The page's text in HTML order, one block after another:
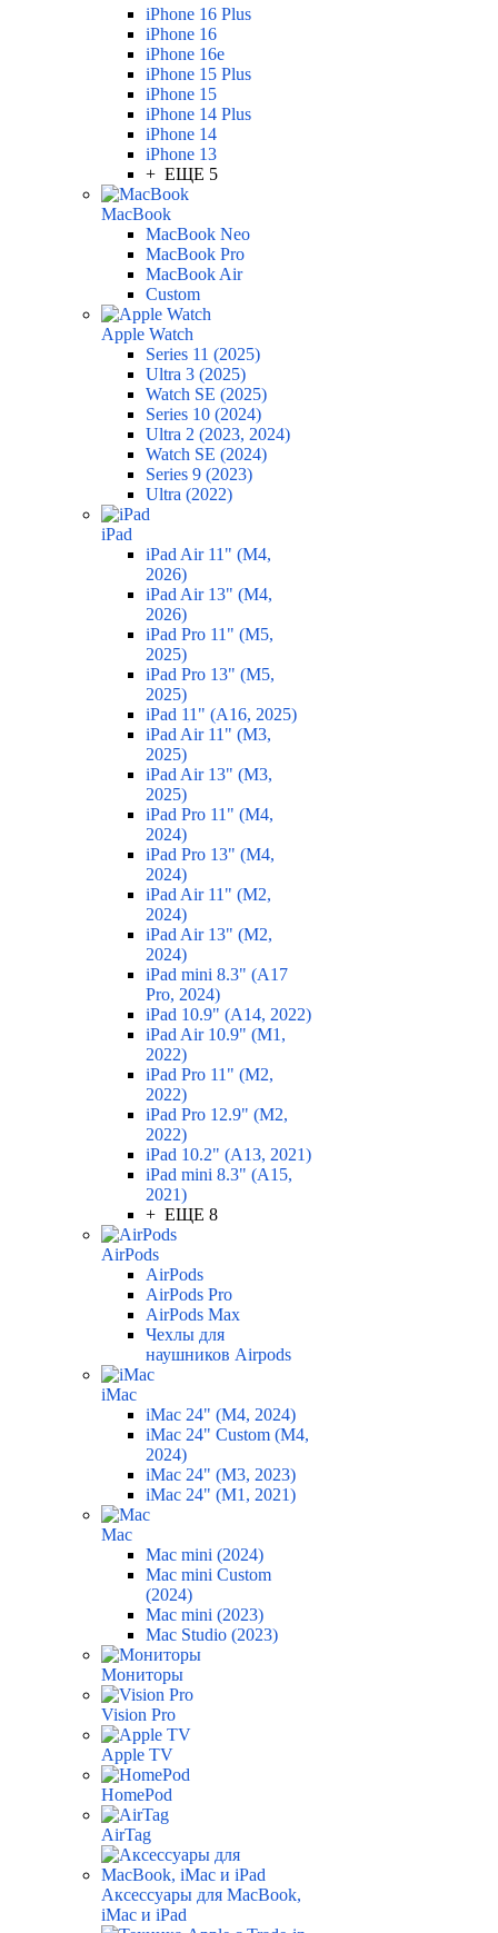
iPhone 16 Plus
iPhone 16
iPhone 16e
iPhone 15 Plus
iPhone 15
iPhone 14 Plus
iPhone 14
iPhone 13
+ ЕЩЕ 5
MacBook
MacBook Neo
MacBook Pro
MacBook Air
Custom
Apple Watch
Series 11 (2025)
Ultra 3 (2025)
Watch SE (2025)
Series 10 (2024)
Ultra 2 (2023, 2024)
Watch SE (2024)
Series 9 (2023)
Ultra (2022)
iPad
iPad Air 11" (M4,
2026)
iPad Air 13" (M4,
2026)
iPad Pro 11" (M5,
2025)
iPad Pro 13" (M5,
2025)
iPad 11" (A16, 2025)
iPad Air 11" (M3,
2025)
iPad Air 13" (M3,
2025)
iPad Pro 11" (M4,
2024)
iPad Pro 13" (M4,
2024)
iPad Air 11" (M2,
2024)
iPad Air 13" (M2,
2024)
iPad mini 8.3" (A17
Pro, 2024)
iPad 10.9" (A14, 2022)
iPad Air 10.9" (M1,
2022)
iPad Pro 11" (M2,
2022)
iPad Pro 12.9" (M2,
2022)
iPad 10.2" (A13, 2021)
iPad mini 8.3" (A15,
2021)
+ ЕЩЕ 8
AirPods
AirPods
AirPods Pro
AirPods Max
Чехлы для
наушников Airpods
iMac
iMac 24" (M4, 2024)
iMac 24" Custom (M4,
2024)
iMac 24" (M3, 2023)
iMac 24" (M1, 2021)
Mac
Mac mini (2024)
Mac mini Custom
(2024)
Mac mini (2023)
Mac Studio (2023)
Мониторы
Vision Pro
Apple TV
HomePod
AirTag
Аксессуары для MacBook,
iMac и iPad